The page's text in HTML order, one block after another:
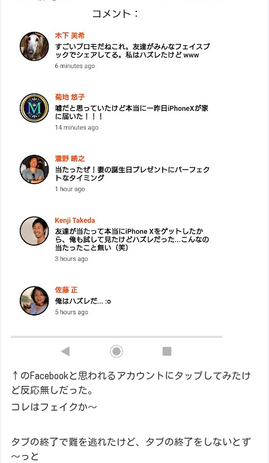
↑のFacebookと思われるアカウントにタップしてみたけ
ど反応無しだった。
コレはフェイクか～
タブの終了で難を逃れたけど、タブの終了をしないとず
～っと